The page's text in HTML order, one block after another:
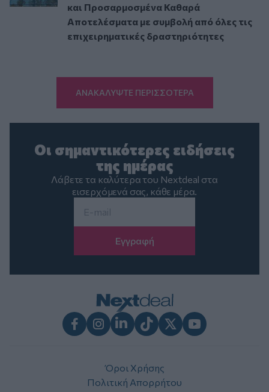
και Προσαρμοσμένα Καθαρά
Αποτελέσματα με συμβολή από όλες τις
επιχειρηματικές δραστηριότητες
ΑΝΑΚΑΛΥΨΤΕ ΠΕΡΙΣΣΟΤΕΡΑ
Οι σημαντικότερες ειδήσεις
της ημέρας
Λάβετε τα καλύτερα του Nextdeal στα
εισερχόμενά σας, κάθε μέρα.
Όροι Χρήσης
Πολιτική Απορρήτου